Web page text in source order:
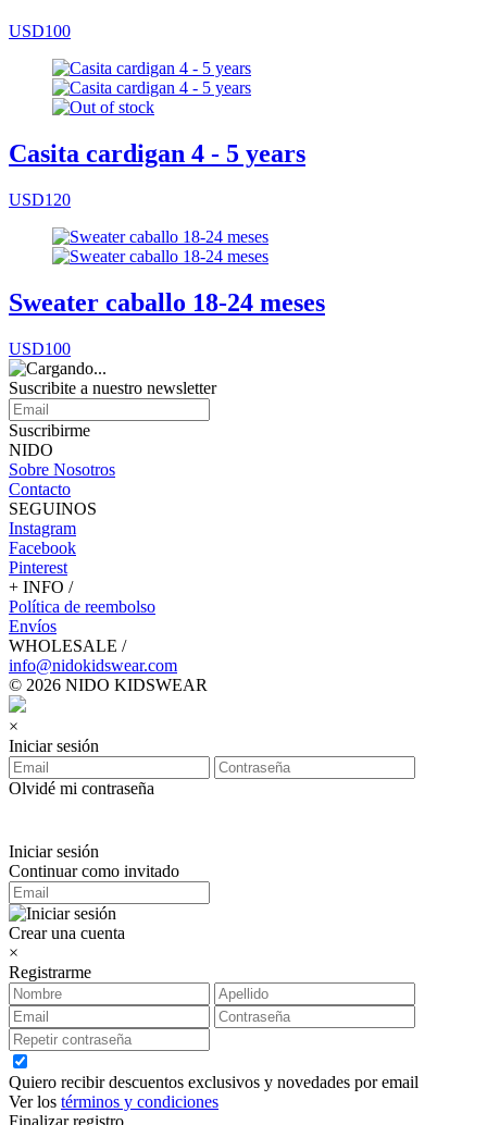
USD100
Casita cardigan 4 - 5 years
USD120
Sweater caballo 18-24 meses
USD100
Suscribite a nuestro newsletter
Suscribirme
NIDO
Sobre Nosotros
Contacto
SEGUINOS
Instagram
Facebook
Pinterest
+ INFO /
Política de reembolso
Envíos
WHOLESALE /
info@nidokidswear.com
© 2026 NIDO KIDSWEAR
×
Iniciar sesión
Olvidé mi contraseña
Iniciar sesión
Continuar como invitado
Crear una cuenta
×
Registrarme
Quiero recibir descuentos exclusivos y novedades por email
Ver los términos y condiciones
Finalizar registro